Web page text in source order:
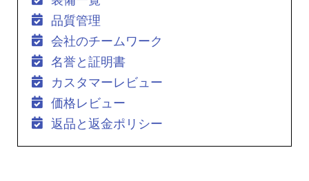
品質管理
会社のチームワーク
名誉と証明書
カスタマーレビュー
価格レビュー
返品と返金ポリシー